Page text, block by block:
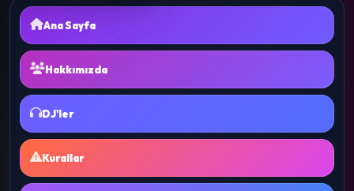
Ana Sayfa
Hakkımızda
DJ'ler
Kurallar